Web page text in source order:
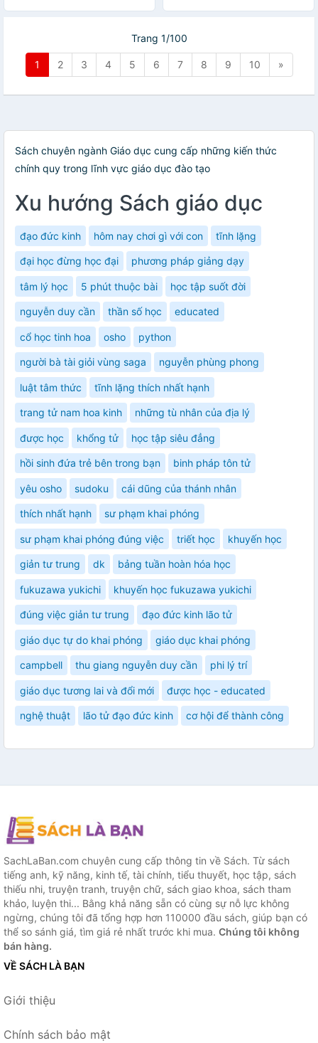
Trang 1/100
1 2 3 4 5 6 7 8 9 10 »
Sách chuyên ngành Giáo dục cung cấp những kiến thức
chính quy trong lĩnh vực giáo dục đào tạo
Xu hướng Sách giáo dục
đạo đức kinh hôm nay chơi gì với con tĩnh lặng
đại học đừng học đại phương pháp giảng dạy
tâm lý học 5 phút thuộc bài học tập suốt đời
nguyễn duy cần thần số học educated
cổ học tinh hoa osho python
người bà tài giỏi vùng saga nguyễn phùng phong
luật tâm thức tĩnh lặng thích nhất hạnh
trang tử nam hoa kinh những tù nhân của địa lý
được học khổng tử học tập siêu đẳng
hồi sinh đứa trẻ bên trong bạn binh pháp tôn tử
yêu osho sudoku cái dũng của thánh nhân
thích nhất hạnh sư phạm khai phóng
sư phạm khai phóng đúng việc triết học khuyến học
giản tư trung dk bảng tuần hoàn hóa học
fukuzawa yukichi khuyến học fukuzawa yukichi
đúng việc giản tư trung đạo đức kinh lão tử
giáo dục tự do khai phóng giáo dục khai phóng
campbell thu giang nguyễn duy cần phi lý trí
giáo dục tương lai và đổi mới được học - educated
nghệ thuật lão tử đạo đức kinh cơ hội để thành công
SachLaBan.com chuyên cung cấp thông tin về Sách. Từ sách
tiếng anh, kỹ năng, kinh tế, tài chính, tiểu thuyết, học tập, sách
thiếu nhi, truyện tranh, truyện chữ, sách giao khoa, sách tham
khảo, luyện thi... Bằng khả năng sẵn có cùng sự nỗ lực không
ngừng, chúng tôi đã tổng hợp hơn 110000 đầu sách, giúp bạn có
thể so sánh giá, tìm giá rẻ nhất trước khi mua. Chúng tôi không
bán hàng.
VỀ SÁCH LÀ BẠN
Giới thiệu
Chính sách bảo mật